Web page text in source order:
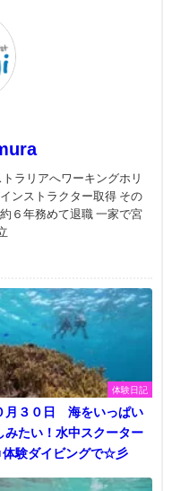
ラリアへワーキングホリ
ンストラクター取得 その
６年務めて退職 一家で宮
体験日記
月３０日 海をいっぱい
みたい！水中スクーター
験ダイビングで☆彡